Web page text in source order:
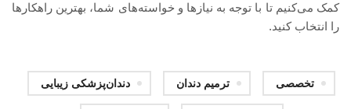
کمک می‌کنیم تا با توجه به نیازها و خواسته‌های شما، بهترین راهکارها
را انتخاب کنید.
تخصصی ترمیم دندان دندان‌پزشکی زیبایی